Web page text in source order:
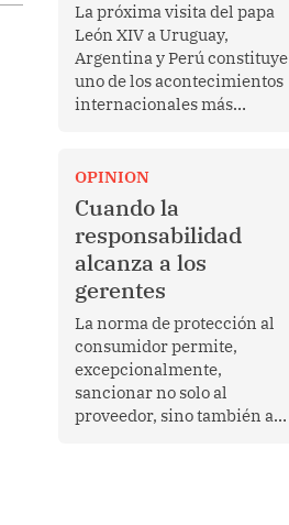
La próxima visita del papa
León XIV a Uruguay,
Argentina y Perú constituye
uno de los acontecimientos
internacionales más
Más allá de su dimensión
religiosa, esta gira
representa una oportunidad
para reafirmar el valor del
diálogo, fortalecer los
vínculos entre los pueblos y
proyectar una imagen de
cooperación en una región
que enfrenta desafíos en
materia de desarrollo,
cohesión social y
gobernabilidad.
OPINION
Cuando la
responsabilidad
alcanza a los
gerentes
La norma de protección al
consumidor permite,
excepcionalmente,
sancionar no solo al
proveedor, sino también a